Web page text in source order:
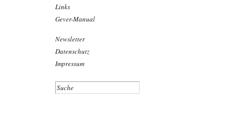
Links
Gever-Manual
Newsletter
Datenschutz
Impressum